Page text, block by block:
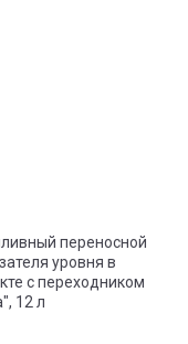
переносной
уровня в
с переходником
12 л